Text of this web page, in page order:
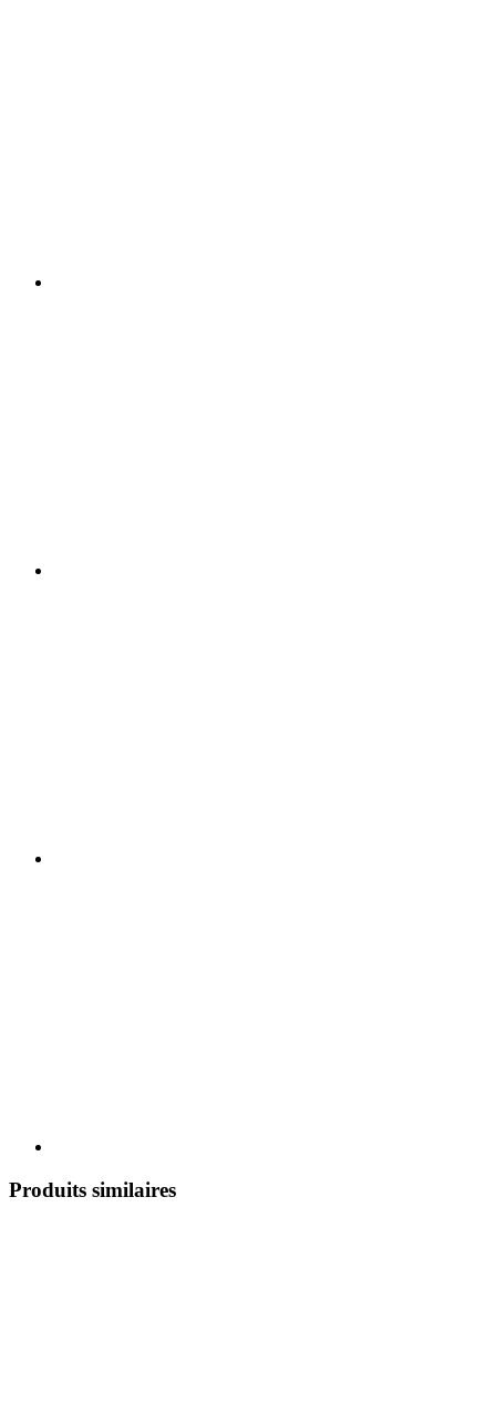
Produits similaires